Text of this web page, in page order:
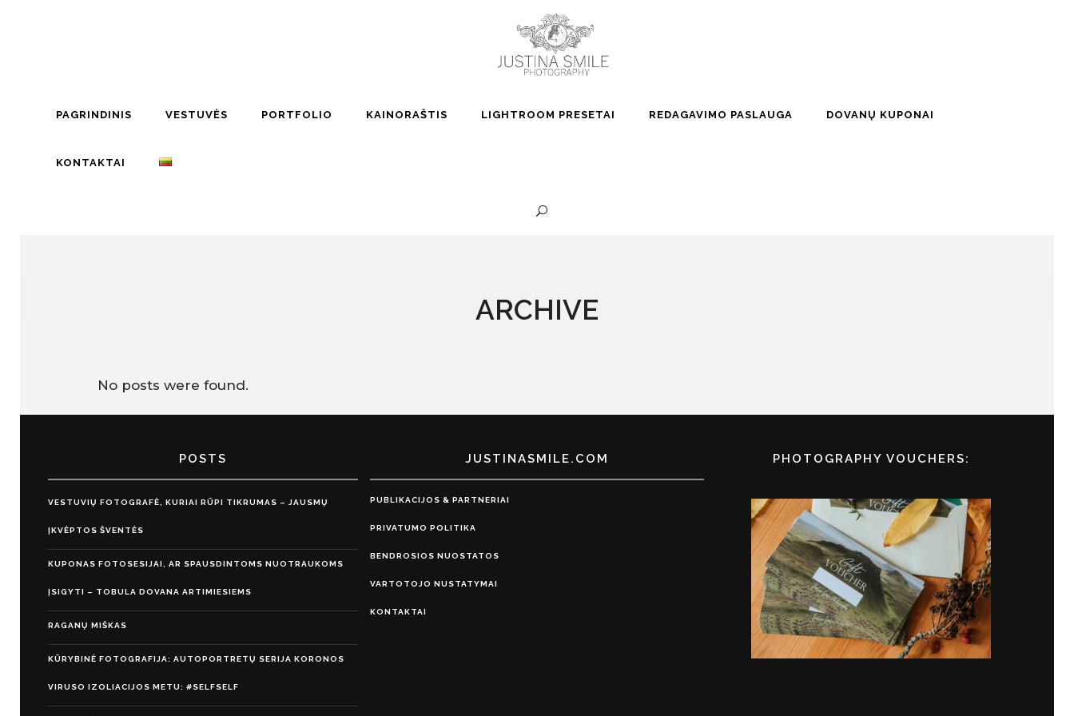
PAGRINDINIS VESTUVĖS PORTFOLIO KAINORAŠTIS LIGHTROOM PRESETAI REDAGAVIMO PASLAUGA DOVANŲ KUPONAI
KONTAKTAI
ARCHIVE
No posts were found.
POSTS
VESTUVIŲ FOTOGRAFĖ, KURIAI RŪPI TIKRUMAS – JAUSMŲ
ĮKVĖPTOS ŠVENTĖS
KUPONAS FOTOSESIJAI, AR SPAUSDINTOMS NUOTRAUKOMS
ĮSIGYTI – TOBULA DOVANA ARTIMIESIEMS
RAGANŲ MIŠKAS
KŪRYBINĖ FOTOGRAFIJA: AUTOPORTRETŲ SERIJA KORONOS
VIRUSO IZOLIACIJOS METU: #SELFSELF
JUSTINASMILE.COM
PUBLIKACIJOS & PARTNERIAI
PRIVATUMO POLITIKA
BENDROSIOS NUOSTATOS
VARTOTOJO NUSTATYMAI
KONTAKTAI
PHOTOGRAPHY VOUCHERS: